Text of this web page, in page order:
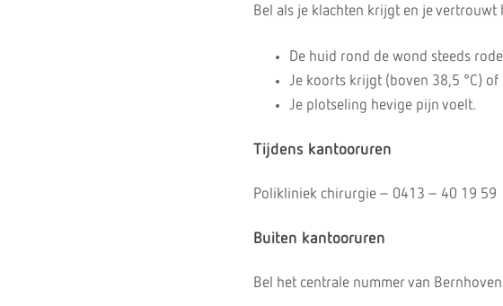
Bel als je klachten krijgt en je vertrouwt
De huid rond de wond steeds
Je koorts krijgt (boven 38,5 °C)
Je plotseling hevige pijn voelt.
Tijdens kantooruren
Polikliniek chirurgie – 0413 – 40 19 59
Buiten kantooruren
Bel het centrale nummer van